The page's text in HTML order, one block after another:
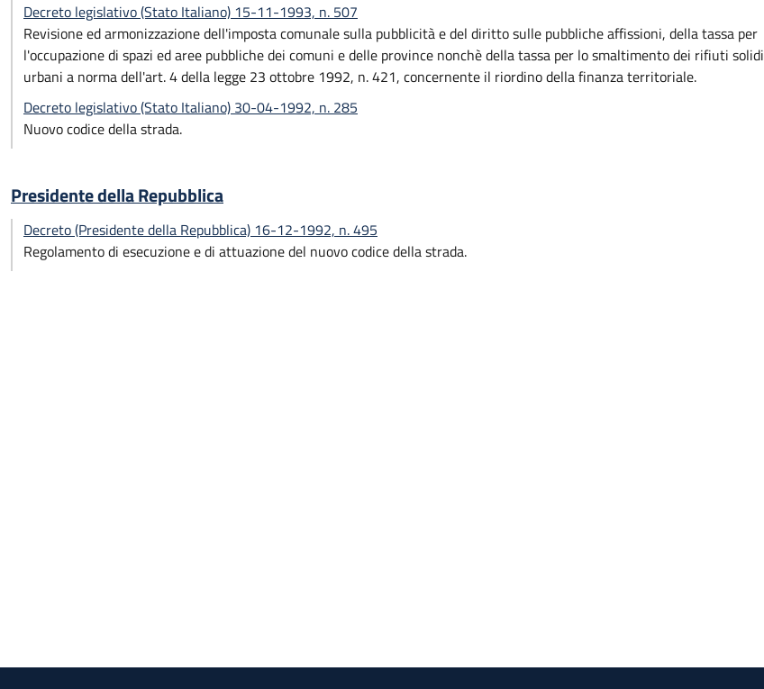
Decreto legislativo (Stato Italiano) 15-11-1993, n. 507
Revisione ed armonizzazione dell'imposta comunale sulla pubblicità e del diritto sulle pubbliche affissioni, della tassa per
l'occupazione di spazi ed aree pubbliche dei comuni e delle province nonchè della tassa per lo smaltimento dei rifiuti solidi
urbani a norma dell'art. 4 della legge 23 ottobre 1992, n. 421, concernente il riordino della finanza territoriale.
Decreto legislativo (Stato Italiano) 30-04-1992, n. 285
Nuovo codice della strada.
Presidente della Repubblica
Decreto (Presidente della Repubblica) 16-12-1992, n. 495
Regolamento di esecuzione e di attuazione del nuovo codice della strada.